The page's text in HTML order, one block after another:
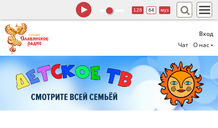
Вход
Чат
О нас
128 64 муз